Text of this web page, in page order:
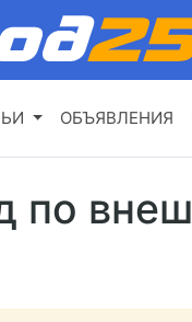
ОБЪЯВЛЕНИЯ
по